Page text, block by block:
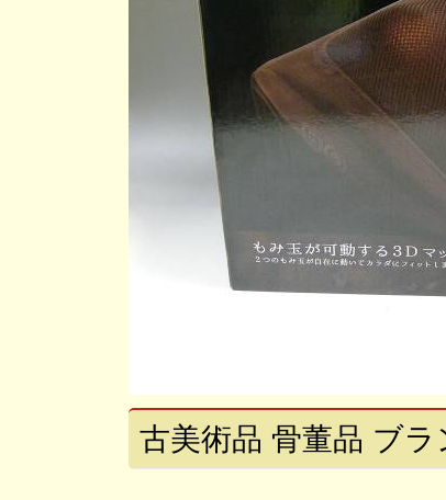
古美術品 骨董品 ブ